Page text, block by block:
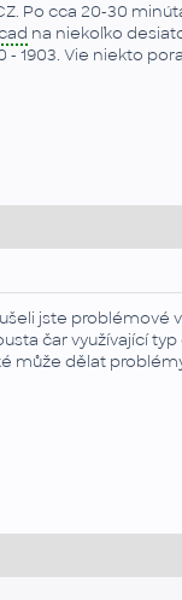
Po cca 20-30
na niekoľko
1903. Vie niekto
jste problémové
čar využívající typ
může dělat